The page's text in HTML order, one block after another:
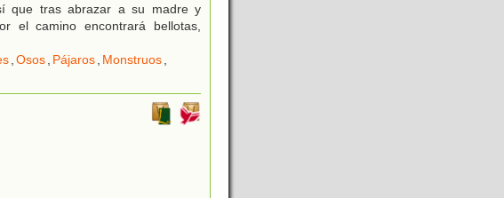
que tras abrazar a su madre y
el camino encontrará bellotas,
,Osos, Pájaros, Monstruos,